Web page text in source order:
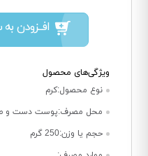
افــزودن به
ویژگی‌های محصول
نوع محصول:کرم
محل مصرف:پوست دست و
حجم یا وزن:250 گرم